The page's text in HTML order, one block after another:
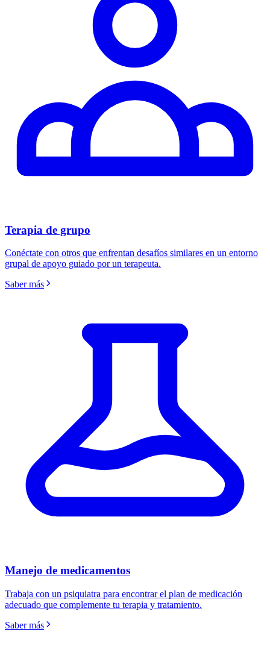
Terapia de grupo
Conéctate con otros que enfrentan desafíos similares en un entorno
grupal de apoyo guiado por un terapeuta.
Saber más
Manejo de medicamentos
Trabaja con un psiquiatra para encontrar el plan de medicación
adecuado que complemente tu terapia y tratamiento.
Saber más